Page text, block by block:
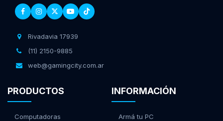
Rivadavia 17939
(11) 2150-9885
web@gamingcity.com.ar
PRODUCTOS
Computadoras
INFORMACIÓN
Armá tu PC